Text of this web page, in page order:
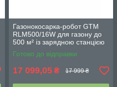
Газонокосарка-робот GTM
RLM500/16W для газону до
500 м² із зарядною станцією
та комплектом для
встановлення
Готово до відправки
17 099,05 ₴ 17 999 ₴